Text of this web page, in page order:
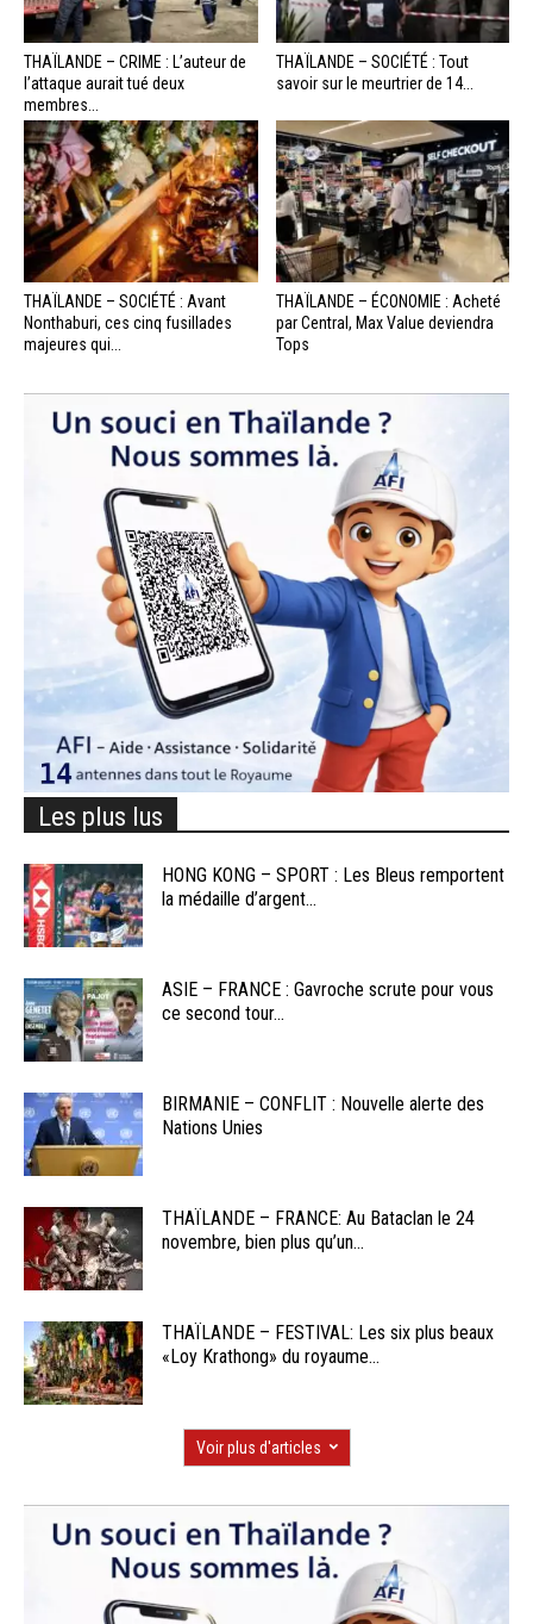
THAÏLANDE – CRIME : L’auteur de
l’attaque aurait tué deux
membres...
THAÏLANDE – SOCIÉTÉ : Tout
savoir sur le meurtrier de 14...
THAÏLANDE – SOCIÉTÉ : Avant
Nonthaburi, ces cinq fusillades
majeures qui...
THAÏLANDE – ÉCONOMIE : Acheté
par Central, Max Value deviendra
Tops
Les plus lus
HONG KONG – SPORT : Les Bleus remportent
la médaille d’argent...
ASIE – FRANCE : Gavroche scrute pour vous
ce second tour...
BIRMANIE – CONFLIT : Nouvelle alerte des
Nations Unies
THAÏLANDE – FRANCE: Au Bataclan le 24
novembre, bien plus qu’un...
THAÏLANDE – FESTIVAL: Les six plus beaux
«Loy Krathong» du royaume...
Voir plus d'articles